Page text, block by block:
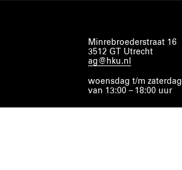
Minrebroederstraat 16
3512 GT Utrecht
ag@hku.nl
woensdag t/m zaterdag
van 13:00 – 18:00 uur